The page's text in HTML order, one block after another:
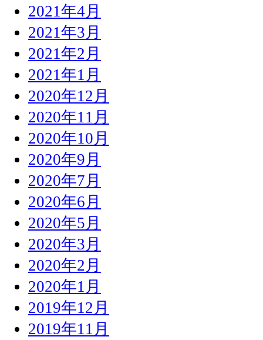
2021年4月
2021年3月
2021年2月
2021年1月
2020年12月
2020年11月
2020年10月
2020年9月
2020年7月
2020年6月
2020年5月
2020年3月
2020年2月
2020年1月
2019年12月
2019年11月